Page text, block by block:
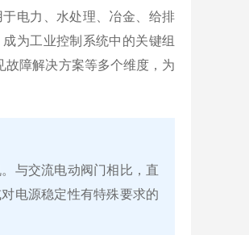
电力、水处理、冶金、给排
为工业控制系统中的关键组
障解决方案等多个维度，为
与交流电动阀门相比，直
电源稳定性有特殊要求的